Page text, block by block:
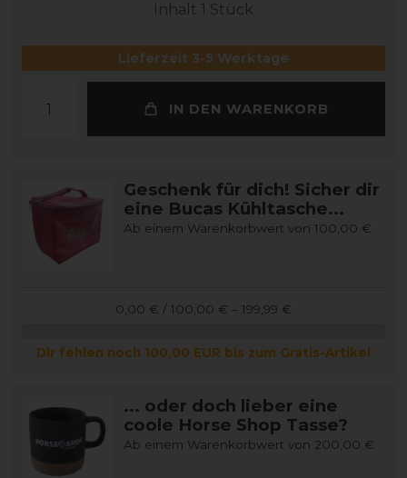
Inhalt 1 Stück
Lieferzeit 3-5 Werktage
IN DEN WARENKORB
Geschenk für dich! Sicher dir
eine Bucas Kühltasche...
Ab einem Warenkorbwert von 100,00 €
0,00 € / 100,00 € – 199,99 €
Dir fehlen noch 100,00 EUR bis zum Gratis-Artikel
... oder doch lieber eine
coole Horse Shop Tasse?
Ab einem Warenkorbwert von 200,00 €